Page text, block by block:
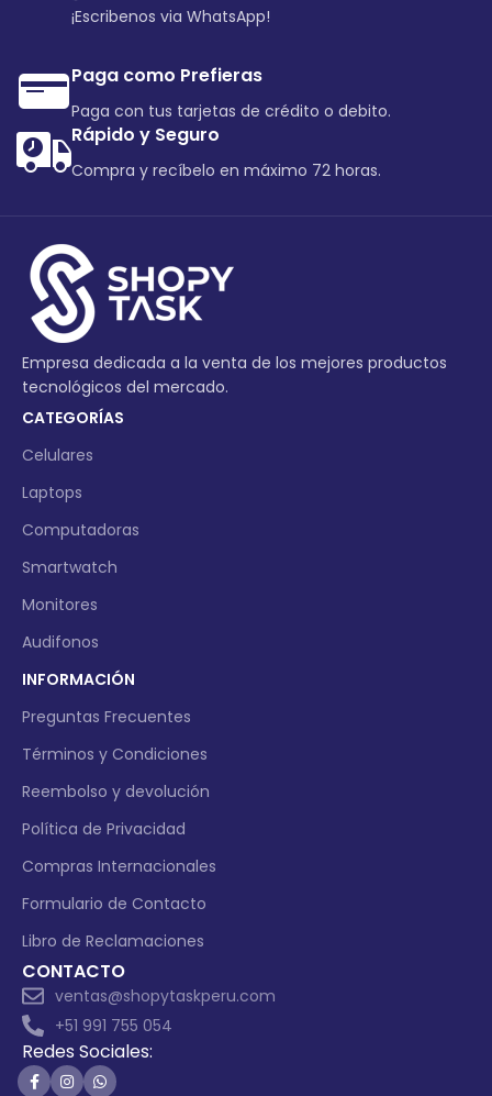
¡Escribenos via WhatsApp!
Paga como Prefieras
Paga con tus tarjetas de crédito o debito.
Rápido y Seguro
Compra y recíbelo en máximo 72 horas.
Empresa dedicada a la venta de los mejores productos
tecnológicos del mercado.
CATEGORÍAS
Celulares
Laptops
Computadoras
Smartwatch
Monitores
Audifonos
INFORMACIÓN
Preguntas Frecuentes
Términos y Condiciones
Reembolso y devolución
Política de Privacidad
Compras Internacionales
Formulario de Contacto
Libro de Reclamaciones
CONTACTO
ventas@shopytaskperu.com
+51 991 755 054
Redes Sociales: